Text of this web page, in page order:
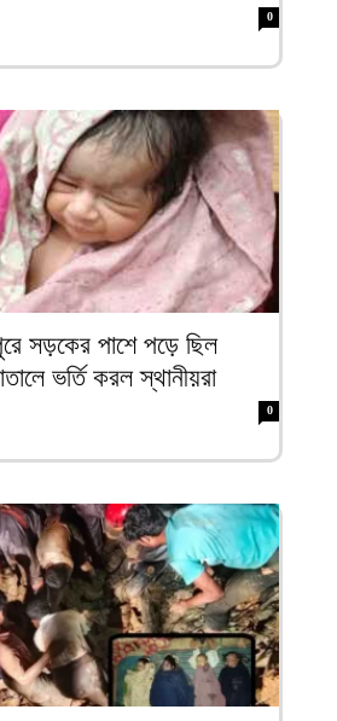
0
সড়কের পাশে পড়ে ছিল
ভর্তি করল স্থানীয়রা
0